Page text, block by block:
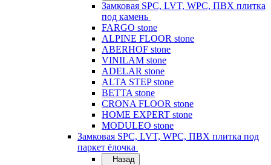
Замковая SPC, LVT, WPC, ПВХ плитка
под камень
FARGO stone
ALPINE FLOOR stone
ABERHOF stone
VINILAM stone
ADELAR stone
ALTA STEP stone
BETTA stone
CRONA FLOOR stone
HOME EXPERT stone
MODULEO stone
Замковая SPC, LVT, WPC, ПВХ плитка под
паркет ёлочка
Назад